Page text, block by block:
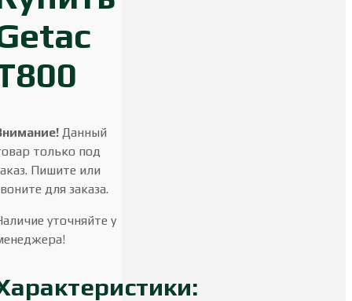
Данный
только под
Пишите или
для заказа.
уточняйте у